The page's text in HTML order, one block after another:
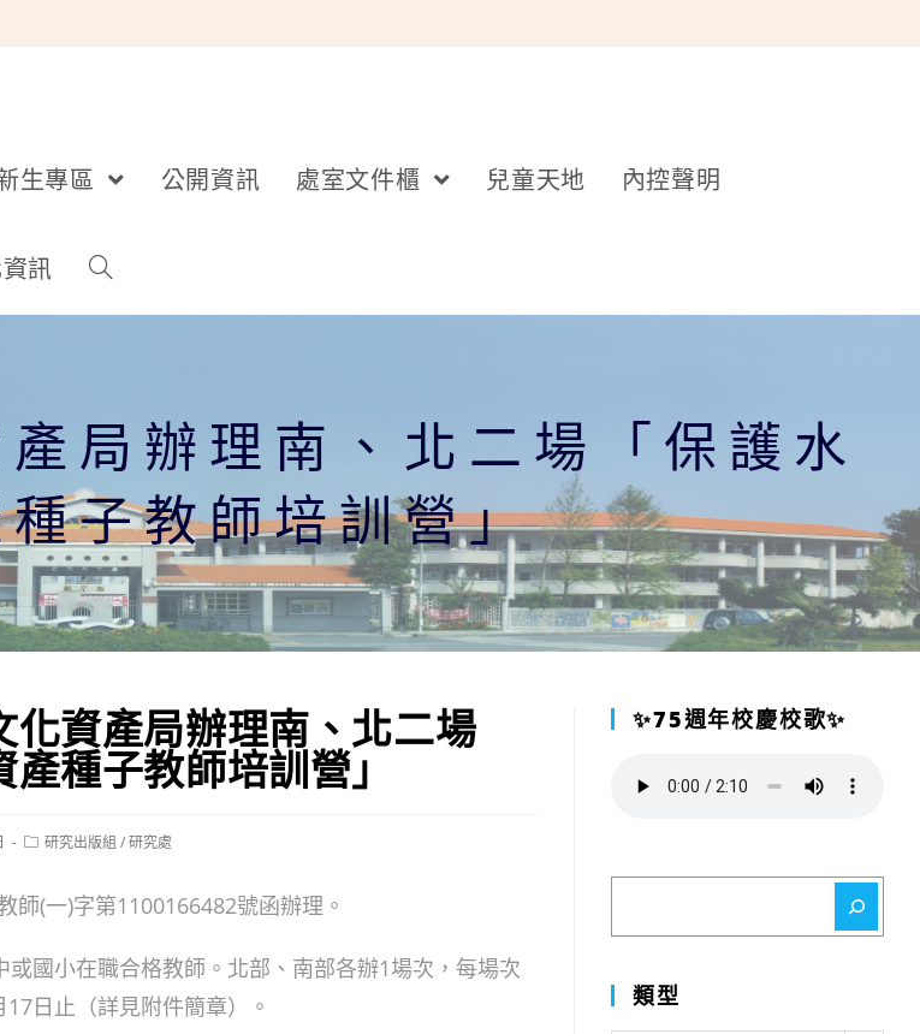
生專區 公開資訊 處室文件櫃 兒童天地 內控聲明
訊
局辦理南、北二場「保護水
子教師培訓營」
化資產局辦理南、北二場
產種子教師培訓營」
Post研究出版組 /研究處
師(一)字第1100166482號函辦理。
國小在職合格教師。北部、南部各辦1場次，每場次
日止（詳見附件簡章）。
✨75週年校慶校歌✨
類型